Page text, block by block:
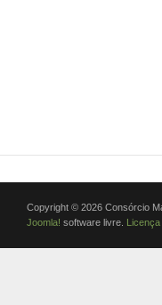
Copyright © 2026 Consórcio
Joomla! software livre. Licença